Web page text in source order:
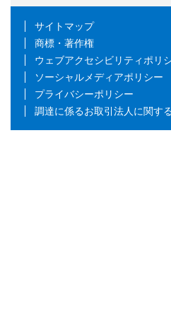
サイトマップ
商標・著作権
ウェブアクセシビリティポリ
ソーシャルメディアポリシー
プライバシーポリシー
調達に係るお取引法人に関す